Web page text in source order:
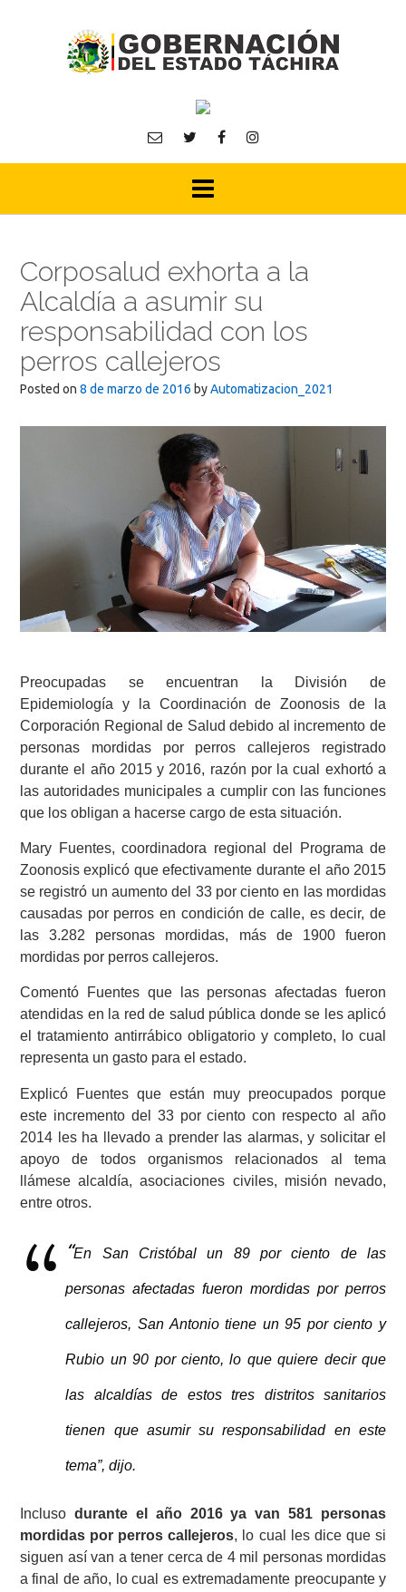
Corposalud exhorta a la
Alcaldía a asumir su
responsabilidad con los
perros callejeros
Posted on 8 de marzo de 2016 byAutomatizacion_2021
Preocupadas se encuentran la División de
Epidemiología y la Coordinación de Zoonosis de la
Corporación Regional de Salud debido al incremento de
personas mordidas por perros callejeros registrado
durante el año 2015 y 2016, razón por la cual exhortó a
las autoridades municipales a cumplir con las funciones
que los obligan a hacerse cargo de esta situación.
Mary Fuentes, coordinadora regional del Programa de
Zoonosis explicó que efectivamente durante el año 2015
se registró un aumento del 33 por ciento en las mordidas
causadas por perros en condición de calle, es decir, de
las 3.282 personas mordidas, más de 1900 fueron
mordidas por perros callejeros.
Comentó Fuentes que las personas afectadas fueron
atendidas en la red de salud pública donde se les aplicó
el tratamiento antirrábico obligatorio y completo, lo cual
representa un gasto para el estado.
Explicó Fuentes que están muy preocupados porque
este incremento del 33 por ciento con respecto al año
2014 les ha llevado a prender las alarmas, y solicitar el
apoyo de todos organismos relacionados al tema
llámese alcaldía, asociaciones civiles, misión nevado,
entre otros.
“En San Cristóbal un 89 por ciento de las
personas afectadas fueron mordidas por perros
callejeros, San Antonio tiene un 95 por ciento y
Rubio un 90 por ciento, lo que quiere decir que
las alcaldías de estos tres distritos sanitarios
tienen que asumir su responsabilidad en este
tema”, dijo.
Incluso durante el año 2016 ya van 581 personas
mordidas por perros callejeros, lo cual les dice que si
siguen así van a tener cerca de 4 mil personas mordidas
a final de año, lo cual es extremadamente preocupante y